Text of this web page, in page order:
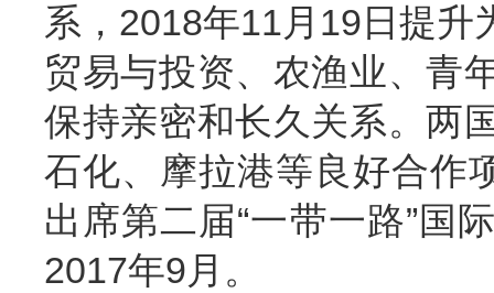
系，2018年11月19日提升
贸易与投资、农渔业、青
保持亲密和长久关系。两
石化、摩拉港等良好合作
出席第二届“一带一路”国
2017年9月。